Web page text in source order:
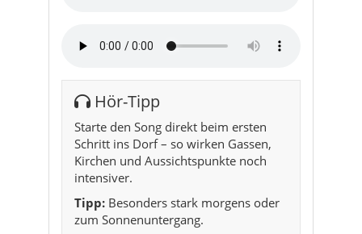
Hör-Tipp
Starte den Song direkt beim ersten
Schritt ins Dorf – so wirken Gassen,
Kirchen und Aussichtspunkte noch
intensiver.
Tipp: Besonders stark morgens oder
zum Sonnenuntergang.